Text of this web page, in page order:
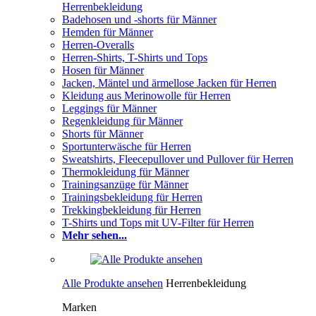
Herrenbekleidung
Badehosen und -shorts für Männer
Hemden für Männer
Herren-Overalls
Herren-Shirts, T-Shirts und Tops
Hosen für Männer
Jacken, Mäntel und ärmellose Jacken für Herren
Kleidung aus Merinowolle für Herren
Leggings für Männer
Regenkleidung für Männer
Shorts für Männer
Sportunterwäsche für Herren
Sweatshirts, Fleecepullover und Pullover für Herren
Thermokleidung für Männer
Trainingsanzüge für Männer
Trainingsbekleidung für Herren
Trekkingbekleidung für Herren
T-Shirts und Tops mit UV-Filter für Herren
Mehr sehen...
Alle Produkte ansehen Herrenbekleidung
Marken